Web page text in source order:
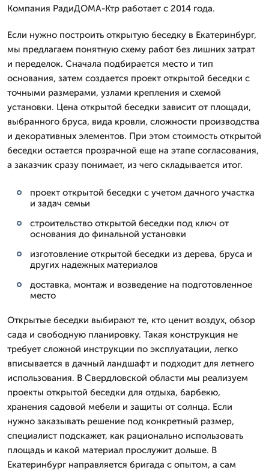
Компания РадиДОМА-Ктр работает с 2014 года.
Если нужно построить открытую беседку в Екатеринбург,
мы предлагаем понятную схему работ без лишних затрат
и переделок. Сначала подбирается место и тип
основания, затем создается проект открытой беседки с
точными размерами, узлами крепления и схемой
установки. Цена открытой беседки зависит от площади,
выбранного бруса, вида кровли, сложности производства
и декоративных элементов. При этом стоимость открытой
беседки остается прозрачной еще на этапе согласования,
а заказчик сразу понимает, из чего складывается итог.
проект открытой беседки с учетом дачного участка
и задач семьи
строительство открытой беседки под ключ от
основания до финальной установки
изготовление открытой беседки из дерева, бруса и
других надежных материалов
доставка, монтаж и возведение на подготовленное
место
Открытые беседки выбирают те, кто ценит воздух, обзор
сада и свободную планировку. Такая конструкция не
требует сложной инструкции по эксплуатации, легко
вписывается в дачный ландшафт и подходит для летнего
использования. В Свердловской области мы реализуем
проекты открытой беседки для отдыха, барбекю,
хранения садовой мебели и защиты от солнца. Если
нужно заказывать решение под конкретный размер,
специалист подскажет, как рационально использовать
площадь и какой материал прослужит дольше. В
Екатеринбург направляется бригада с опытом, а сам